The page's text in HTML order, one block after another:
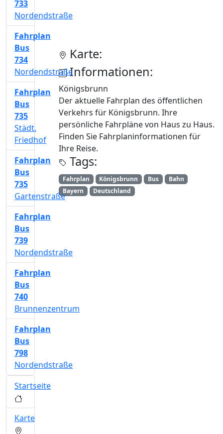
Karte:
Informationen:
Königsbrunn
Der aktuelle Fahrplan des öffentlichen
Verkehrs für Königsbrunn. Ihre
persönliche Fahrpläne von Haus zu Haus.
Finden Sie Fahrplaninformationen für
Ihre Reise.
Tags:
Fahrplan Königsbrunn Bus
Bahn
Bayern
Deutschland
733
Nordendstraße
Fahrplan
Bus
734
Nordendstraße
Fahrplan
Bus
735
Städt.
Friedhof
Fahrplan
Bus
735
Gartenstraße
Fahrplan
Bus
739
Nordendstraße
Fahrplan
Bus
740
Brunnenzentrum
Fahrplan
Bus
798
Nordendstraße
Startseite
Karte